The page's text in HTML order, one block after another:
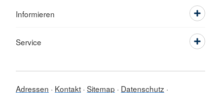
Informieren
Service
Adressen Kontakt Sitemap Datenschutz